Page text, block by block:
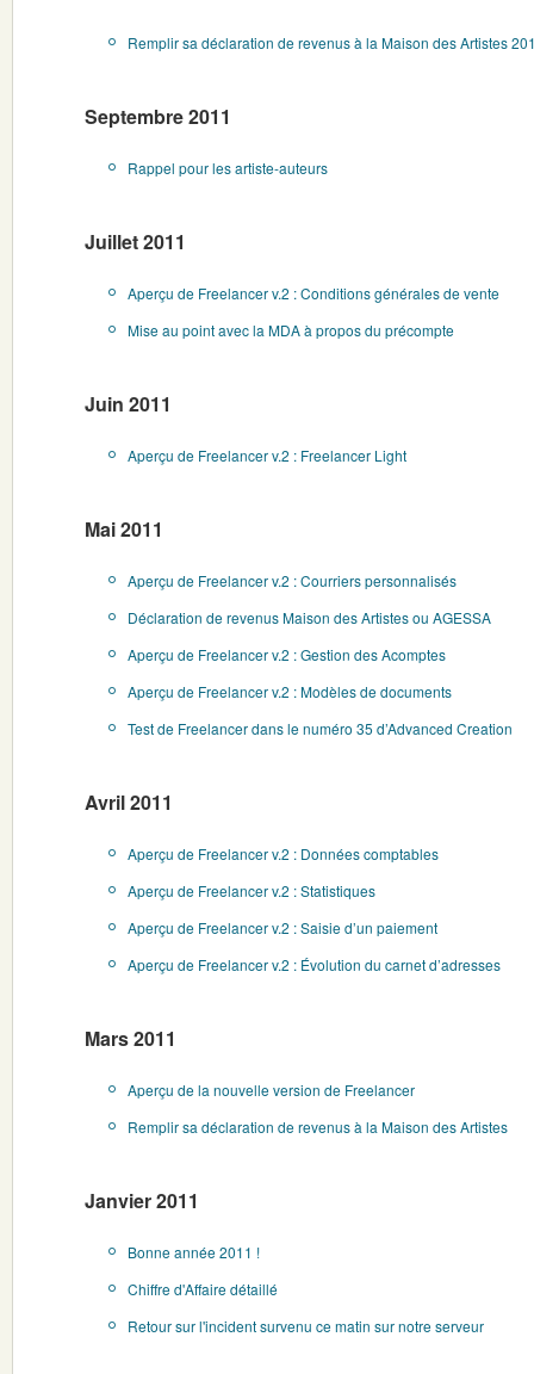
Remplir sa déclaration de revenus à la Maison des Artistes
Septembre 2011
Rappel pour les artiste-auteurs
Juillet 2011
Aperçu de Freelancer v.2 : Conditions générales de vente
Mise au point avec la MDA à propos du précompte
Juin 2011
Aperçu de Freelancer v.2 : Freelancer Light
Mai 2011
Aperçu de Freelancer v.2 : Courriers personnalisés
Déclaration de revenus Maison des Artistes ou AGESSA
Aperçu de Freelancer v.2 : Gestion des Acomptes
Aperçu de Freelancer v.2 : Modèles de documents
Test de Freelancer dans le numéro 35 d’Advanced Creation
Avril 2011
Aperçu de Freelancer v.2 : Données comptables
Aperçu de Freelancer v.2 : Statistiques
Aperçu de Freelancer v.2 : Saisie d’un paiement
Aperçu de Freelancer v.2 : Évolution du carnet d’adresses
Mars 2011
Aperçu de la nouvelle version de Freelancer
Remplir sa déclaration de revenus à la Maison des Artistes
Janvier 2011
Bonne année 2011 !
Chiffre d'Affaire détaillé
Retour sur l'incident survenu ce matin sur notre serveur